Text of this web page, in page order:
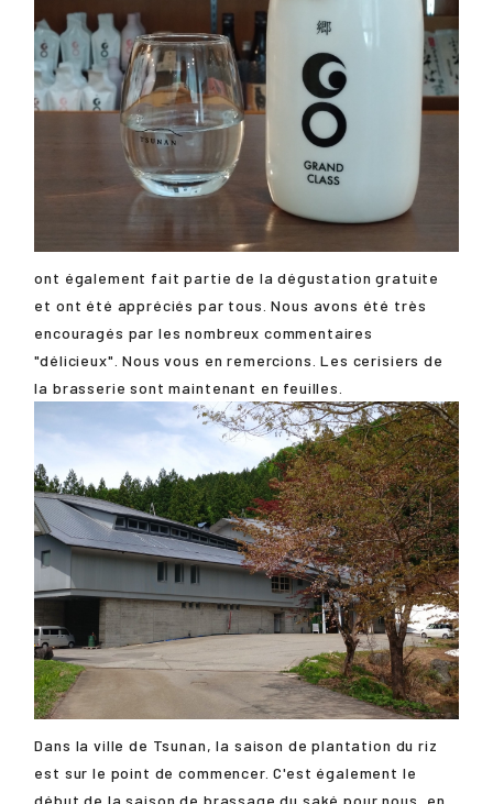
ont également fait partie de la dégustation gratuite
et ont été appréciés par tous. Nous avons été très
encouragés par les nombreux commentaires
"délicieux". Nous vous en remercions. Les cerisiers de
la brasserie sont maintenant en feuilles.
Dans la ville de Tsunan, la saison de plantation du riz
est sur le point de commencer. C'est également le